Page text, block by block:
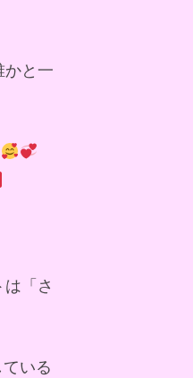
と一
「さ
いる